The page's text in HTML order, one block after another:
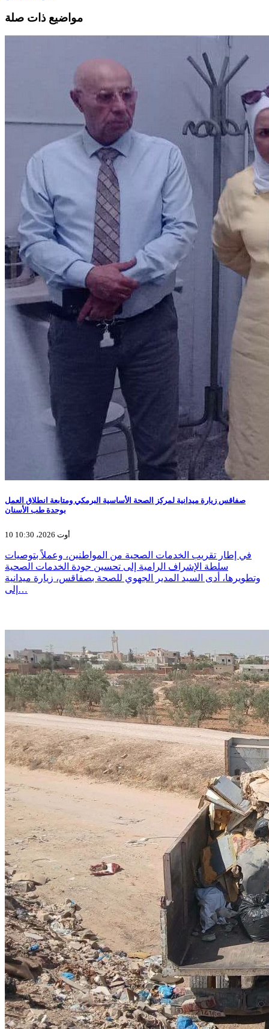
مواضيع ذات صلة
صفاقس زيارة ميدانية لمركز الصحة الأساسية البرمكي ومتابعة انطلاق العمل
بوحدة طب الأسنان
10 أوت 2026، 10:30
في إطار تقريب الخدمات الصحية من المواطنين، وعملاً بتوصيات
سلطة الإشراف الرامية إلى تحسين جودة الخدمات الصحية
وتطويرها، أدى السيد المدير الجهوي للصحة بصفاقس، زيارة ميدانية
إلى…